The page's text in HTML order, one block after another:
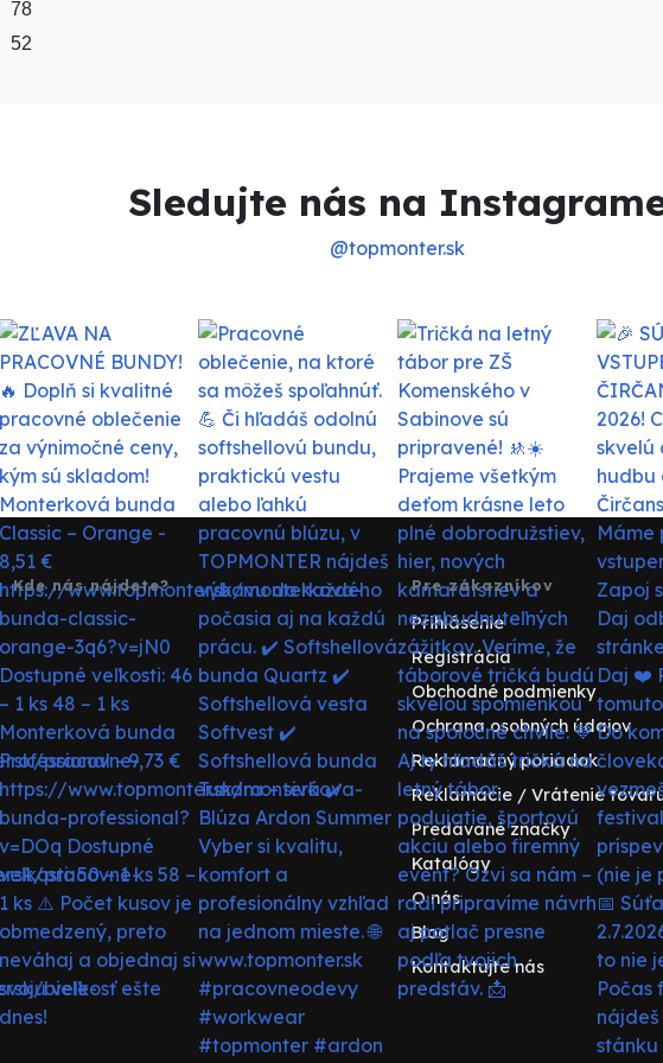
78
52
Sledujte nás na
@topmonter.sk
Kde nás nájdete? Pre zákazníkov
Prihlásenie
Registrácia
Obchodné podmienky
Ochrana osobných údajov
Reklamačný poriadok
Reklamácie / Vrátenie
Predávané značky
Katalógy
O nás
Blog
Kontaktujte nás